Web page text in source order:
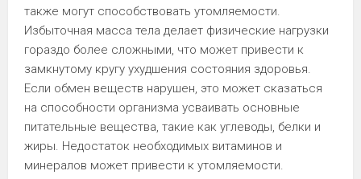
также могут способствовать утомляемости.
Избыточная масса тела делает физические нагрузки
гораздо более сложными, что может привести к
замкнутому кругу ухудшения состояния здоровья.
Если обмен веществ нарушен, это может сказаться
на способности организма усваивать основные
питательные вещества, такие как углеводы, белки и
жиры. Недостаток необходимых витаминов и
минералов может привести к утомляемости.